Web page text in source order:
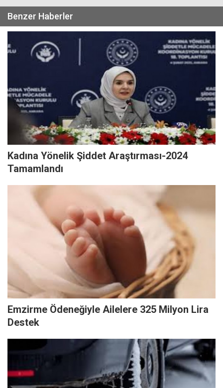
Benzer Haberler
Kadına Yönelik Şiddet Araştırması-2024
Tamamlandı
Emzirme Ödeneğiyle Ailelere 325 Milyon Lira
Destek